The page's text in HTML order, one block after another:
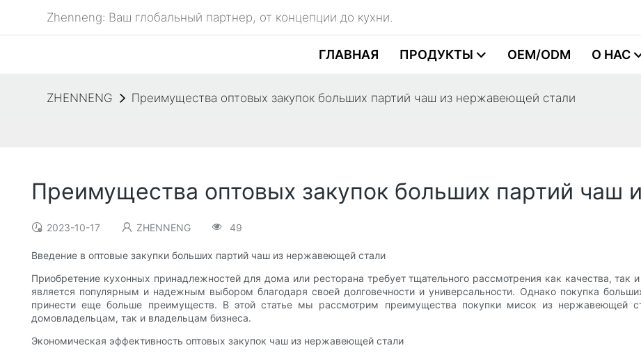
Zhenneng: Ваш глобальный партнер, от концепции до кухни.
ГЛАВНАЯ ПРОДУКТЫ OEM/ODM О НАС
ZHENNENG Преимущества оптовых закупок больших партий чаш из нержавеющей стали
Преимущества оптовых закупок больших партий чаш
2023-10-17 ZHENNENG 49
Введение в оптовые закупки больших партий чаш из нержавеющей стали
Приобретение кухонных принадлежностей для дома или ресторана требует тщательного рассмотрения как качества,
является популярным и надежным выбором благодаря своей долговечности и универсальности. Однако покупка
принести еще больше преимуществ. В этой статье мы рассмотрим преимущества покупки мисок из нержавеющей
домовладельцам, так и владельцам бизнеса.
Экономическая эффективность оптовых закупок чаш из нержавеющей стали